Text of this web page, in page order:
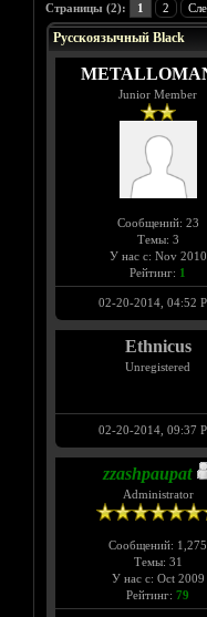
Страницы (2): 1 2
Русскоязычный Black
Junior Member
Сообщений: 23
Темы: 3
У нас с: Nov 2010
Рейтинг: 1
02-20-2014, 04:52
Ethnicus
Unregistered
02-20-2014, 09:37
zzashpaupat
Administrator
Сообщений: 1,275
Темы: 31
У нас с: Oct 2009
Рейтинг: 79